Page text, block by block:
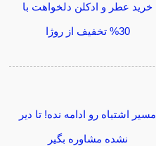
خرید عطر و ادکلن دلخواهت با
30% تخفیف از روژا
مسیر اشتباه رو ادامه نده! تا دیر
نشده مشاوره بگیر